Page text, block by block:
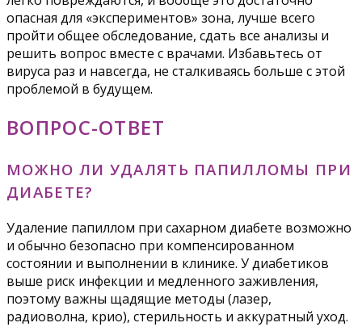
опасная для «экспериментов» зона, лучше всего
пройти общее обследование, сдать все анализы и
решить вопрос вместе с врачами. Избавьтесь от
вируса раз и навсегда, не сталкиваясь больше с этой
проблемой в будущем.
ВОПРОС-ОТВЕТ
МОЖНО ЛИ УДАЛЯТЬ ПАПИЛЛОМЫ ПРИ
ДИАБЕТЕ?
Удаление папиллом при сахарном диабете возможно
и обычно безопасно при компенсированном
состоянии и выполнении в клинике. У диабетиков
выше риск инфекции и медленного заживления,
поэтому важны щадящие методы (лазер,
радиоволна, крио), стерильность и аккуратный уход.